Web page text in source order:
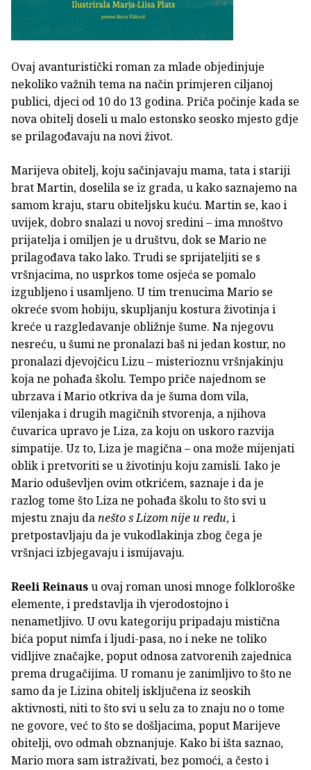
Ovaj avanturistički roman za mlade objedinjuje
nekoliko važnih tema na način primjeren ciljanoj
publici, djeci od 10 do 13 godina. Priča počinje kada se
nova obitelj doseli u malo estonsko seosko mjesto gdje
se prilagođavaju na novi život.
Marijeva obitelj, koju sačinjavaju mama, tata i stariji
brat Martin, doselila se iz grada, u kako saznajemo na
samom kraju, staru obiteljsku kuću. Martin se, kao i
uvijek, dobro snalazi u novoj sredini – ima mnoštvo
prijatelja i omiljen je u društvu, dok se Mario ne
prilagođava tako lako. Trudi se sprijateljiti se s
vršnjacima, no usprkos tome osjeća se pomalo
izgubljeno i usamljeno. U tim trenucima Mario se
okreće svom hobiju, skupljanju kostura životinja i
kreće u razgledavanje obližnje šume. Na njegovu
nesreću, u šumi ne pronalazi baš ni jedan kostur, no
pronalazi djevojčicu Lizu – misterioznu vršnjakinju
koja ne pohađa školu. Tempo priče najednom se
ubrzava i Mario otkriva da je šuma dom vila,
vilenjaka i drugih magičnih stvorenja, a njihova
čuvarica upravo je Liza, za koju on uskoro razvija
simpatije. Uz to, Liza je magična – ona može mijenjati
oblik i pretvoriti se u životinju koju zamisli. Iako je
Mario oduševljen ovim otkrićem, saznaje i da je
razlog tome što Liza ne pohađa školu to što svi u
mjestu znaju danešto s Lizom nije u redu, i
pretpostavljaju da je vukodlakinja zbog čega je
vršnjaci izbjegavaju i ismijavaju.
Reeli Reinausu ovaj roman unosi mnoge folkloroške
elemente, i predstavlja ih vjerodostojno i
nenametljivo. U ovu kategoriju pripadaju mistična
bića poput nimfa i ljudi-pasa, no i neke ne toliko
vidljive značajke, poput odnosa zatvorenih zajednica
prema drugačijima. U romanu je zanimljivo to što ne
samo da je Lizina obitelj isključena iz seoskih
aktivnosti, niti to što svi u selu za to znaju no o tome
ne govore, već to što se došljacima, poput Marijeve
obitelji, ovo odmah obznanjuje. Kako bi išta saznao,
Mario mora sam istraživati, bez pomoći, a često i